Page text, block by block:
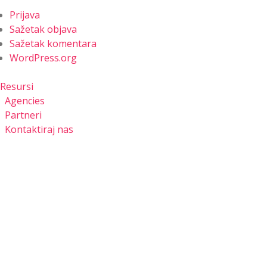
Prijava
Sažetak objava
Sažetak komentara
WordPress.org
Resursi
Agencies
Partneri
Kontaktiraj nas